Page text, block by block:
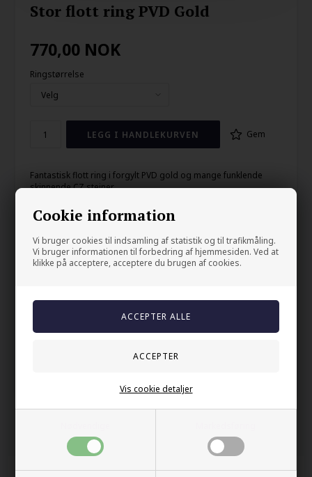
Cookie information
Vi bruger cookies til indsamling af statistik og til trafikmåling.
Vi bruger informationen til forbedring af hjemmesiden. Ved at
klikke på acceptere, acceptere du brugen af cookies.
Vis cookie detaljer
Stor flott ring PVD Gold
770,00 NOK
Ringstørrelse
Gem
Fantastisk flott ring i forgylt PVD gold og mange funklende
skinnende CZ steiner.
Det er en kul bling bling herrering.
2 x 2 cm
Din sikkerhet
Levering 2-4 dage fra DK
Andre kjøpte også